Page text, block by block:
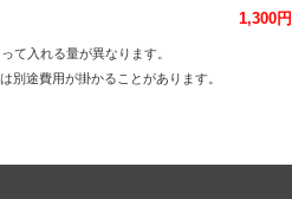
1,300円
て入れる量が異なります。
別途費用が掛かることがあります。